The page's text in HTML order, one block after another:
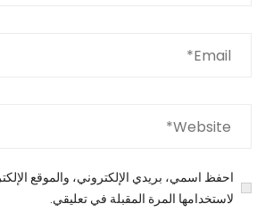
احفظ اسمي، بريدي الإلكتروني، والموقع
لاستخدامها المرة المقبلة في تعليقي.